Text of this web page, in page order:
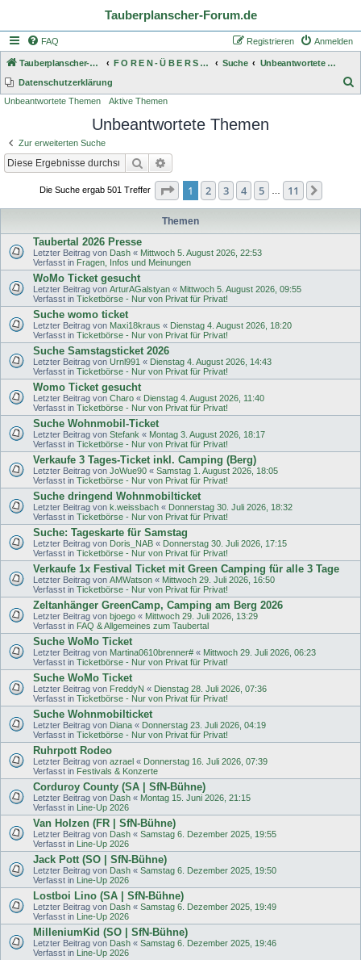
Tauberplanscher-Forum.de
FAQ Anmelden
Registrieren
Tauberplanscher-Forum.de F O R E N - Ü B E R S I C H T Suche
Unbeantwortete Themen
Datenschutzerklärung
Unbeantwortete Themen Aktive Themen
Unbeantwortete Themen
Zur erweiterten Suche
Suche
Die Suche ergab 501 Treffer Seite 1von 11
1 2 3 4 5 11
Themen
Taubertal 2026 Presse
Letzter Beitrag von Dash « Mittwoch 5. August 2026, 22:53
Verfasst in Fragen, Infos und Meinungen
WoMo Ticket gesucht
Letzter Beitrag von ArturAGalstyan « Mittwoch 5. August 2026, 09:55
Verfasst in Ticketbörse - Nur von Privat für Privat!
Suche womo ticket
Letzter Beitrag von Maxi18kraus « Dienstag 4. August 2026, 18:20
Verfasst in Ticketbörse - Nur von Privat für Privat!
Suche Samstagsticket 2026
Letzter Beitrag von Urnl991 « Dienstag 4. August 2026, 14:43
Verfasst in Ticketbörse - Nur von Privat für Privat!
Womo Ticket gesucht
Letzter Beitrag von Charo « Dienstag 4. August 2026, 11:40
Verfasst in Ticketbörse - Nur von Privat für Privat!
Suche Wohnmobil-Ticket
Letzter Beitrag von Stefank « Montag 3. August 2026, 18:17
Verfasst in Ticketbörse - Nur von Privat für Privat!
Verkaufe 3 Tages-Ticket inkl. Camping (Berg)
Letzter Beitrag von JoWue90 « Samstag 1. August 2026, 18:05
Verfasst in Ticketbörse - Nur von Privat für Privat!
Suche dringend Wohnmobilticket
Letzter Beitrag von k.weissbach « Donnerstag 30. Juli 2026, 18:32
Verfasst in Ticketbörse - Nur von Privat für Privat!
Suche: Tageskarte für Samstag
Letzter Beitrag von Doris_NAB « Donnerstag 30. Juli 2026, 17:15
Verfasst in Ticketbörse - Nur von Privat für Privat!
Verkaufe 1x Festival Ticket mit Green Camping für alle 3 Tage
Letzter Beitrag von AMWatson « Mittwoch 29. Juli 2026, 16:50
Verfasst in Ticketbörse - Nur von Privat für Privat!
Zeltanhänger GreenCamp, Camping am Berg 2026
Letzter Beitrag von bjoego « Mittwoch 29. Juli 2026, 13:29
Verfasst in FAQ & Allgemeines zum Taubertal
Suche WoMo Ticket
Letzter Beitrag von Martina0610brenner# « Mittwoch 29. Juli 2026, 06:23
Verfasst in Ticketbörse - Nur von Privat für Privat!
Suche WoMo Ticket
Letzter Beitrag von FreddyN « Dienstag 28. Juli 2026, 07:36
Verfasst in Ticketbörse - Nur von Privat für Privat!
Suche Wohnmobilticket
Letzter Beitrag von Diana « Donnerstag 23. Juli 2026, 04:19
Verfasst in Ticketbörse - Nur von Privat für Privat!
Ruhrpott Rodeo
Letzter Beitrag von azrael « Donnerstag 16. Juli 2026, 07:39
Verfasst in Festivals & Konzerte
Corduroy County (SA | SfN-Bühne)
Letzter Beitrag von Dash « Montag 15. Juni 2026, 21:15
Verfasst in Line-Up 2026
Van Holzen (FR | SfN-Bühne)
Letzter Beitrag von Dash « Samstag 6. Dezember 2025, 19:55
Verfasst in Line-Up 2026
Jack Pott (SO | SfN-Bühne)
Letzter Beitrag von Dash « Samstag 6. Dezember 2025, 19:50
Verfasst in Line-Up 2026
Lostboi Lino (SA | SfN-Bühne)
Letzter Beitrag von Dash « Samstag 6. Dezember 2025, 19:49
Verfasst in Line-Up 2026
MilleniumKid (SO | SfN-Bühne)
Letzter Beitrag von Dash « Samstag 6. Dezember 2025, 19:46
Verfasst in Line-Up 2026